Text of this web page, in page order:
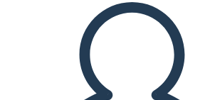
AFSPIL DIASSHOW
LÆS FOR MIG